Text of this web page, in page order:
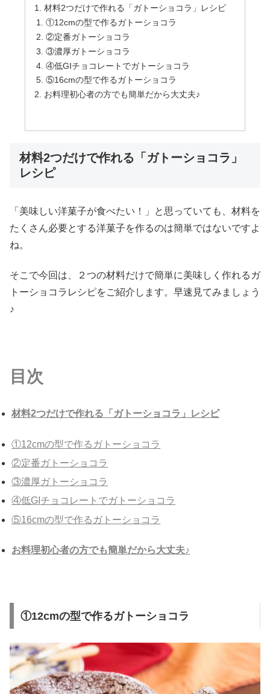
材料2つだけで作れる「ガトーショコラ」レシピ
①12cmの型で作るガトーショコラ
②定番ガトーショコラ
③濃厚ガトーショコラ
④低GIチョコレートでガトーショコラ
⑤16cmの型で作るガトーショコラ
お料理初心者の方でも簡単だから大丈夫♪
材料2つだけで作れる「ガトーショコラ」
レシピ
「美味しい洋菓子が食べたい！」と思っていても、材料を
たくさん必要とする洋菓子を作るのは簡単ではないですよ
ね。
そこで今回は、２つの材料だけで簡単に美味しく作れるガ
トーショコラレシピをご紹介します。早速見てみましょう
♪
目次
材料2つだけで作れる「ガトーショコラ」レシピ
①12cmの型で作るガトーショコラ
②定番ガトーショコラ
③濃厚ガトーショコラ
④低GIチョコレートでガトーショコラ
⑤16cmの型で作るガトーショコラ
お料理初心者の方でも簡単だから大丈夫♪
①12cmの型で作るガトーショコラ